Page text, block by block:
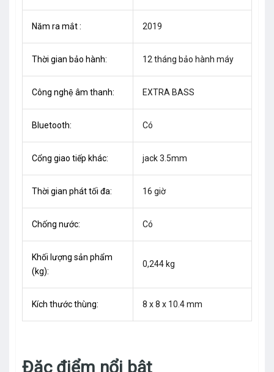
Năm ra mắt : 2019
Thời gian bảo hành: 12 tháng bảo hành máy
Công nghệ âm thanh: EXTRA BASS
Bluetooth: Có
Cổng giao tiếp khác: jack 3.5mm
Thời gian phát tối đa: 16 giờ
Chống nước: Có
Khối lượng sản phẩm
(kg):
0,244 kg
Kích thước thùng: 8 x 8 x 10.4 mm
Đặc điểm nổi bật